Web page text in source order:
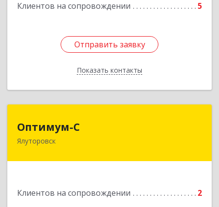
Клиентов на сопровождении 5
Отправить заявку
Показать контакты
Отправить заявку
Назад
Оптимум-С
Ялуторовск
Клиентов на сопровождении 2